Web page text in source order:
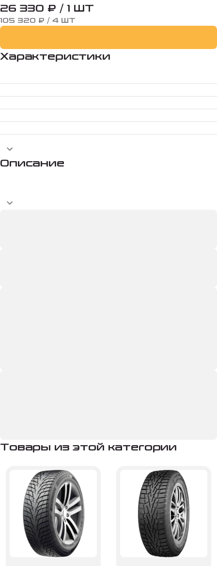
26 330 ₽ / 1 ШТ
105 320 ₽ / 4 ШТ
Характеристики
Описание
Товары из этой категории